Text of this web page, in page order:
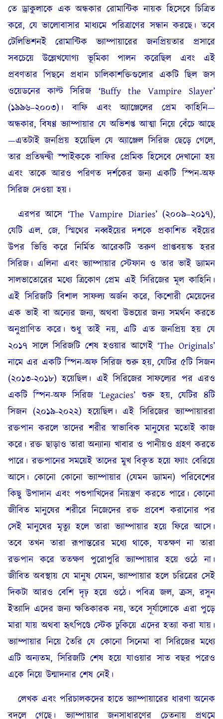
তে ড্রাকুলাকে এক অন্ধকার রোমান্টিক নায়ক হিসেবে চিত্রিত
করে, যে ভালোবাসার মাধ্যমে পরিত্রাণের সন্ধান করছে। তবে
টেলিভিশনই রোমান্টিক ভ্যাম্পায়ারের জনপ্রিয়তার প্রসারে
সবচেয়ে উল্লেখযোগ্য ভূমিকা পালন করেছিল এবং এই
প্রবণতার পিছনে প্রধান চালিকাশক্তিগুলোর একটি ছিল জস
ওয়েডনের কাল্ট সিরিজ ‘Buffy the Vampire Slayer’
(১৯৯৬–২০০৩)। বাফি এবং অ্যাঞ্জেলের প্রেম কাহিনি—
অন্ধকার, বিষণ্ণ ভ্যাম্পায়ার যে অভিশপ্ত আত্মা নিয়ে বেঁচে আছে
—এতটাই জনপ্রিয় হয়েছিল যে অ্যাঞ্জেল সিরিজ ছেড়ে গেলে,
তার প্রতিদ্বন্দ্বী স্পাইককে বাফির প্রেমিক হিসেবে দেখানো হয়
এবং তাকে আরও পরিণত দর্শকের জন্য একটি স্পিন-অফ
সিরিজ দেওয়া হয়।
এরপর আসে ‘The Vampire Diaries’ (২০০৯–২০১৭),
যেটি এল. জে. স্মিথের নব্বইয়ের দশকে প্রকাশিত বইয়ের
উপর ভিত্তি করে নির্মিত আরেকটি তরুণ প্রাপ্তবয়স্ক হরর
সিরিজ। এলিনা এবং ভ্যাম্পায়ার স্টেফান ও তার ভাই ড্যামন
সালভাতোরের মধ্যে ত্রিকোণ প্রেম এই সিরিজের মূল কাহিনি।
এই সিরিজটি বিশাল সাফল্য অর্জন করে, কিশোরী মেয়েদের
এক ভাই বা অন্যের জন্য, অথবা উভয়ের জন্য সমর্থন করতে
অনুপ্রাণিত করে। শুধু তাই নয়, এটি এত জনপ্রিয় হয় যে
২০১৭ সালে সিরিজটি শেষ হওয়ার আগেই ‘The Originals’
নামে এর একটি স্পিন-অফ সিরিজ শুরু হয়, যেটির ৫টি সিজন
(২০১৩-২০১৮) হয়েছিল। এই সিরিজের সাফল্যের পর এরও
একটি স্পিন-অফ সিরিজ ‘Legacies’ শুরু হয়, যেটির ৪টি
সিজন (২০১৯-২০২২) হয়েছিল। এই সিরিজের ভ্যাম্পায়াররা
রক্তপান করলে তাদের শরীর স্বাভাবিক মানুষের মতোই কাজ
করে। রক্ত ছাড়াও তারা অন্যান্য খাবার ও পানীয়ও গ্রহণ করতে
পারে। রক্তপানের সময়েই তাদের মুখ বিকৃত হয়ে ফ্যাং বেরিয়ে
আসে। কোনো কোনো ভ্যাম্পায়ার (যেমন ড্যামন) পরিবেশের
কিছু উপাদান এবং পশুপাখিদের নিয়ন্ত্রণ করতে পারে। কোনো
জীবিত মানুষের শরীরে নিজেদের রক্ত প্রবেশ করানোর পর
সেই মানুষের মৃত্যু হলে তারা ভ্যাম্পায়ার হয়ে ফিরে আসে।
তবে তখন তারা রূপান্তরের মধ্যে থাকে, যতক্ষণ না তারা
রক্তপান করে ততক্ষণ পুরোপুরি ভ্যাম্পায়ার হয়ে ওঠে না।
জীবিত অবস্থায় যে মানুষ যেমন, ভ্যাম্পায়ার হলে চরিত্রের সেই
দিকটা আরও বেশি দৃঢ় হয়ে ওঠে। পবিত্র জল, ক্রস, রসুন
ইত্যাদি এদের জন্য ক্ষতিকারক নয়, তবে সূর্যালোকে এরা পুড়ে
মারা যায় অথবা হৃৎপিণ্ডে স্টেক ঢুকিয়ে এদের হত্যা করা যায়।
ভ্যাম্পায়ার নিয়ে তৈরি যে কোনো সিনেমা বা সিরিজের মধ্যে
এটি অন্যতম, সিরিজটি শেষ হয়ে যাওয়ার সাত বছর পরেও
একে নিয়ে উন্মাদনার শেষ নেই।
লেখক এবং পরিচালকদের হাতে ভ্যাম্পায়ারের ধারণা অনেক
বদলে গেছে। ভ্যাম্পায়ার জনসাধারণের চেতনায় প্রথমে